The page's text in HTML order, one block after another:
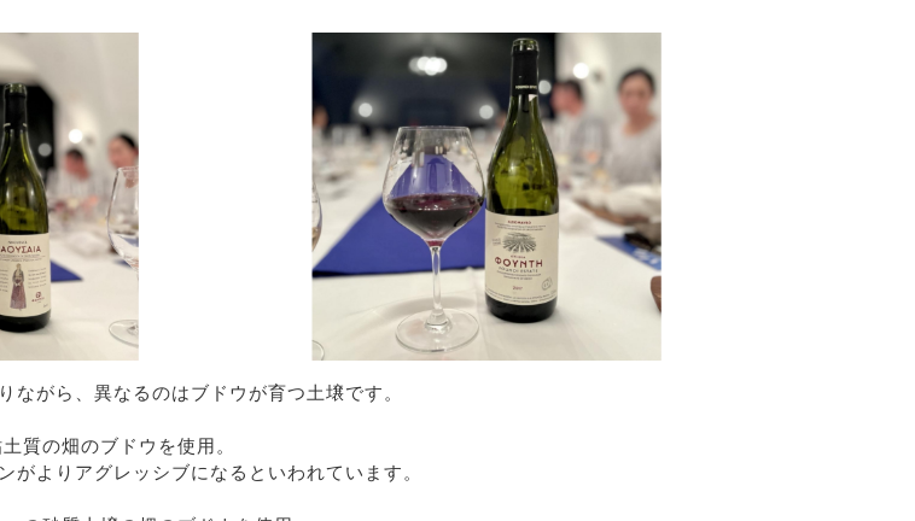
ながら、異なるのはブドウが育つ土壌です。
質の畑のブドウを使用。
がよりアグレッシブになるといわれています。